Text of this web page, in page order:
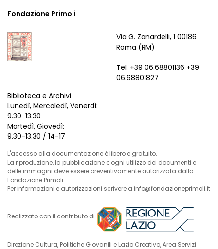
Fondazione Primoli
Via G. Zanardelli, 1 00186
Roma (RM)
Tel: +39 06.68801136 +39
06.68801827
Biblioteca e Archivi
Lunedì, Mercoledì, Venerdì:
9.30-13.30
Martedì, Giovedì:
9.30-13.30 / 14-17
L'accesso alla documentazione è libero e gratuito.
La riproduzione, la pubblicazione e ogni utilizzo dei documenti e
delle immagini deve essere preventivamente autorizzata dalla
Fondazione Primoli.
Per informazioni e autorizzazioni scrivere a info@fondazioneprimoli.it
Realizzato con il contributo di
Direzione Cultura, Politiche Giovanili e Lazio Creativo, Area Servizi